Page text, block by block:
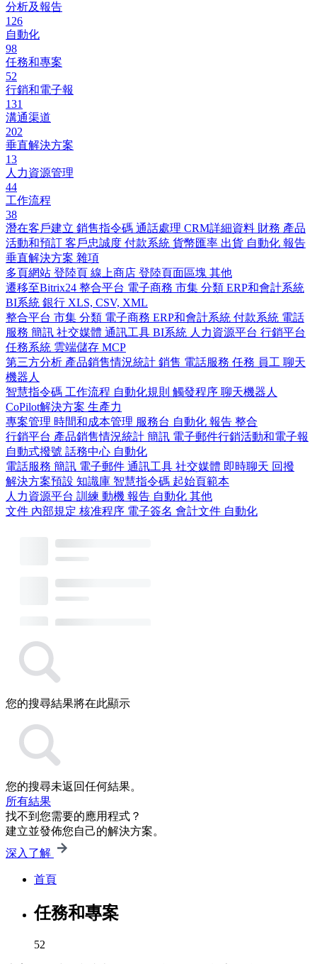
分析及報告
126
自動化
98
任務和專案
52
行銷和電子報
131
溝通渠道
202
垂直解決方案
13
人力資源管理
44
工作流程
38
潛在客戶建立 銷售指令碼 通話處理 CRM詳細資料 財務 產品
活動和預訂 客戶忠誠度 付款系統 貨幣匯率 出貨 自動化 報告
垂直解決方案 雜項
多頁網站 登陸頁 線上商店 登陸頁面區塊 其他
遷移至Bitrix24 整合平台 電子商務 市集 分類 ERP和會計系統
BI系統 銀行 XLS, CSV, XML
整合平台 市集 分類 電子商務 ERP和會計系統 付款系統 電話
服務 簡訊 社交媒體 通訊工具 BI系統 人力資源平台 行銷平台
任務系統 雲端儲存 MCP
第三方分析 產品銷售情況統計 銷售 電話服務 任務 員工 聊天
機器人
智慧指令碼 工作流程 自動化規則 觸發程序 聊天機器人
CoPilot解決方案 生產力
專案管理 時間和成本管理 服務台 自動化 報告 整合
行銷平台 產品銷售情況統計 簡訊 電子郵件行銷活動和電子報
自動式撥號 話務中心 自動化
電話服務 簡訊 電子郵件 通訊工具 社交媒體 即時聊天 回撥
解決方案預設 知識庫 智慧指令碼 起始頁範本
人力資源平台 訓練 動機 報告 自動化 其他
文件 內部規定 核准程序 電子簽名 會計文件 自動化
您的搜尋結果將在此顯示
您的搜尋未返回任何結果。
所有結果
找不到您需要的應用程式？
建立並發佈您自己的解決方案。
深入了解
首頁
任務和專案
52